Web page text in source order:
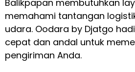
Balikpapan membutuhkan
memahami tantangan
udara. Oodara by Djatgo
cepat dan andal untuk
pengiriman Anda.